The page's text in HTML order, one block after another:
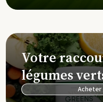
Votre
légumes
Acheter